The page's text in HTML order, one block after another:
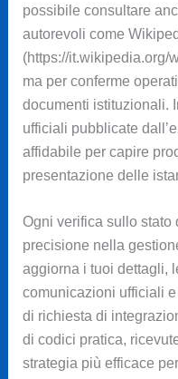
possibile consultare
autorevoli come
(https://it.wikipedia.org/
ma per conferme
documenti istituzionali.
ufficiali pubblicate
affidabile per capire
presentazione delle
Ogni verifica sullo stato
precisione nella
aggiorna i tuoi dettagli,
comunicazioni ufficiali
di richiesta di
di codici pratica,
strategia più efficace